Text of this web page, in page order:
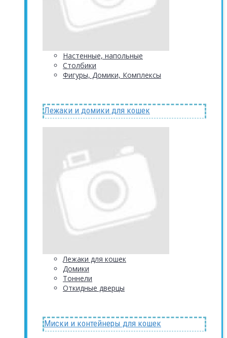
Настенные, напольные
Столбики
Фигуры, Домики, Комплексы
Лежаки и домики для кошек
Лежаки для кошек
Домики
Тоннели
Откидные дверцы
Миски и контейнеры для кошек